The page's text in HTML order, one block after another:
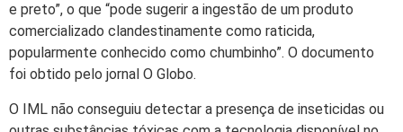
e preto”, o que “pode sugerir a ingestão de um produto
comercializado clandestinamente como raticida,
popularmente conhecido como chumbinho”. O documento
foi obtido pelo jornal O Globo.
O IML não conseguiu detectar a presença de inseticidas ou